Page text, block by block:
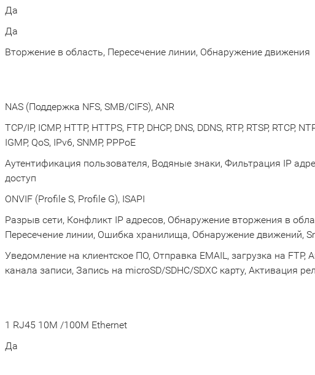
Да
Да
Вторжение в область, Пересечение линии, Обнаружение движения
NAS (Поддержка NFS, SMB/CIFS), ANR
TCP/IP, ICMP, HTTP, HTTPS, FTP, DHCP, DNS, DDNS, RTP, RTSP, RTCP,
IGMP, QoS, IPv6, SNMP, PPPoE
Аутентификация пользователя, Водяные знаки, Фильтрация IP
доступ
ONVIF (Profile S, Profile G), ISAPI
Разрыв сети, Конфликт IP адресов, Обнаружение вторжения в
Пересечение линии, Ошибка хранилища, Обнаружение движений,
Уведомление на клиентское ПО, Отправка EMAIL, загрузка на FTP,
канала записи, Запись на microSD/SDHC/SDXC карту, Активация
1 RJ45 10M /100M Ethernet
Да